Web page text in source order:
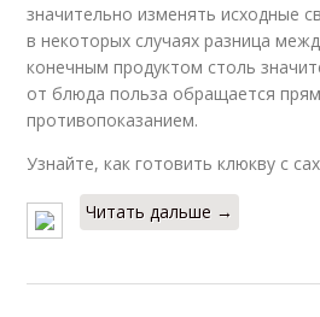
значительно изменять исходные
в некоторых случаях разница
конечным продуктом столь
от блюда польза обращается
противопоказанием.
Узнайте, как готовить клюкву с
Читать дальше →